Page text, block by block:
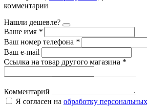
комментарии
Нашли дешевле?
Ваше имя *
Ваш номер телефона *
Ваш e-mail
Ссылка на товар другого магазина *
Комментарий
Я согласен на обработку